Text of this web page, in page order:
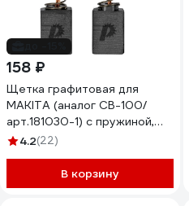
158 ₽
Щетка графитовая для
MAKITA (аналог CB-100/
арт.181030-1) с пружиной,
6x10x15 мм ПРАКТИКА 790-
4.2(22)
В корзину